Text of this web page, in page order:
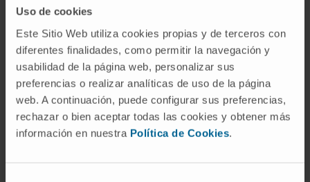
Uso de cookies
Este Sitio Web utiliza cookies propias y de terceros con
diferentes finalidades, como permitir la navegación y
usabilidad de la página web, personalizar sus
preferencias o realizar analíticas de uso de la página
web. A continuación, puede configurar sus preferencias,
rechazar o bien aceptar todas las cookies y obtener más
información en nuestra Política de Cookies.
Enfermagem
Hospital privado de Espanha com melhor reputação
Joint Commision International
Melhor Hospital Privado Espanhol (OCU, 2012)
Melhor Ideia Diário Médico 2009. Laboratório PET-
GMP